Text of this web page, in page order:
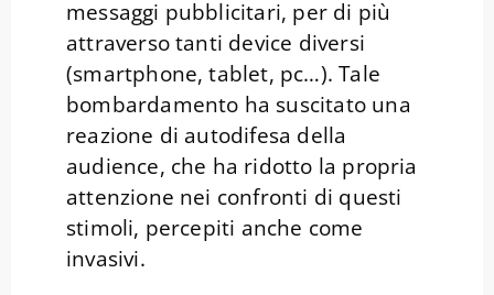
messaggi pubblicitari, per di più
attraverso tanti device diversi
(smartphone, tablet, pc…). Tale
bombardamento ha suscitato una
reazione di autodifesa della
audience, che ha ridotto la propria
attenzione nei confronti di questi
stimoli, percepiti anche come
invasivi.